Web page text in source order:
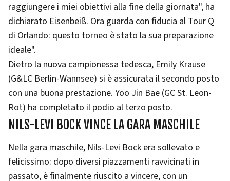
raggiungere i miei obiettivi alla fine della giornata", ha
dichiarato Eisenbeiß. Ora guarda con fiducia al Tour Q
di Orlando: questo torneo è stato la sua preparazione
ideale".
Dietro la nuova campionessa tedesca, Emily Krause
(G&LC Berlin-Wannsee) si è assicurata il secondo posto
con una buona prestazione. Yoo Jin Bae (GC St. Leon-
Rot) ha completato il podio al terzo posto.
NILS-LEVI BOCK VINCE LA GARA MASCHILE
Nella gara maschile, Nils-Levi Bock era sollevato e
felicissimo: dopo diversi piazzamenti ravvicinati in
passato, è finalmente riuscito a vincere, con un